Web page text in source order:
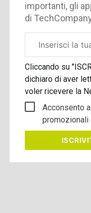
importanti, gli
di
aziendale
Cliccando su
dichiaro di aver
voler ricevere la
Acconsento